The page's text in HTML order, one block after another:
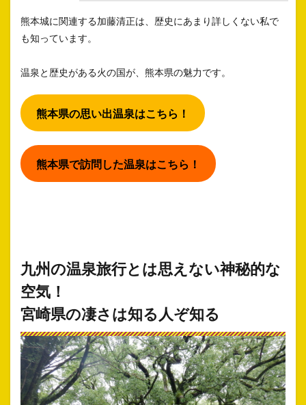
熊本城に関連する加藤清正は、歴史にあまり詳しくない私で
も知っています。
温泉と歴史がある火の国が、熊本県の魅力です。
熊本県の思い出温泉はこちら！
熊本県で訪問した温泉はこちら！
九州の温泉旅行とは思えない神秘的な
空気！
宮崎県の凄さは知る人ぞ知る